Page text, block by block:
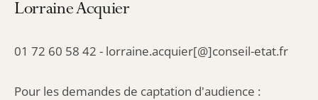
Lorraine Acquier
01 72 60 58 42 - lorraine.acquier[@]conseil-etat.fr
Pour les demandes de captation d'audience :